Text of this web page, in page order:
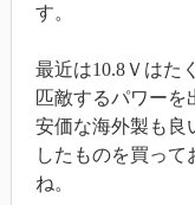
す。
最近は10.8Ｖはた
匹敵するパワーを
安価な海外製も良
したものを買っ
ね。